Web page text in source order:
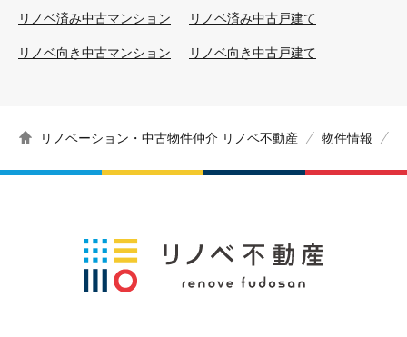
リノベ済み中古マンション リノベ済み中古戸建て
リノベ向き中古マンション リノベ向き中古戸建て
リノベーション・中古物件仲介 リノベ不動産 物件情報